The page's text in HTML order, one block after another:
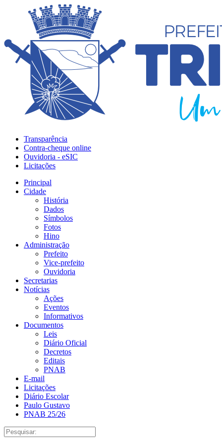
Transparência
Contra-cheque online
Ouvidoria - eSIC
Licitações
Principal
Cidade
História
Dados
Símbolos
Fotos
Hino
Administração
Prefeito
Vice-prefeito
Ouvidoria
Secretarias
Notícias
Ações
Eventos
Informativos
Documentos
Leis
Diário Oficial
Decretos
Editais
PNAB
E-mail
Licitações
Diário Escolar
Paulo Gustavo
PNAB 25/26